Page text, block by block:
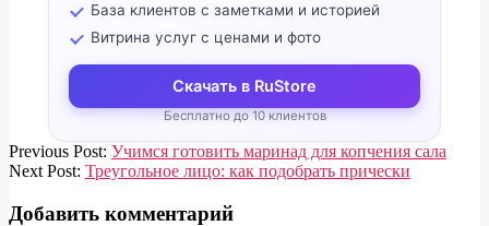
База клиентов с заметками и историей
Витрина услуг с ценами и фото
Скачать в RuStore
Бесплатно до 10 клиентов
2020-
03-
Previous Post: Учимся готовить маринад для копчения сала
Next Post: Треугольное лицо: как подобрать прически
Добавить комментарий